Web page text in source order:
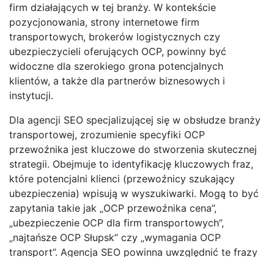
firm działających w tej branży. W kontekście
pozycjonowania, strony internetowe firm
transportowych, brokerów logistycznych czy
ubezpieczycieli oferujących OCP, powinny być
widoczne dla szerokiego grona potencjalnych
klientów, a także dla partnerów biznesowych i
instytucji.
Dla agencji SEO specjalizującej się w obsłudze branży
transportowej, zrozumienie specyfiki OCP
przewoźnika jest kluczowe do stworzenia skutecznej
strategii. Obejmuje to identyfikację kluczowych fraz,
które potencjalni klienci (przewoźnicy szukający
ubezpieczenia) wpisują w wyszukiwarki. Mogą to być
zapytania takie jak „OCP przewoźnika cena”,
„ubezpieczenie OCP dla firm transportowych”,
„najtańsze OCP Słupsk” czy „wymagania OCP
transport”. Agencja SEO powinna uwzględnić te frazy